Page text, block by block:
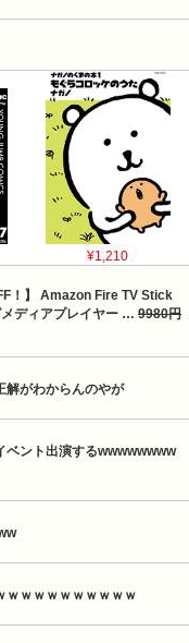
¥1,210
！】 Amazon Fire TV Stick
ディアプレイヤー … 9980円
解がわからんのやが
ベント出演するwwwwwwww
ｗｗｗｗｗｗｗｗｗｗ